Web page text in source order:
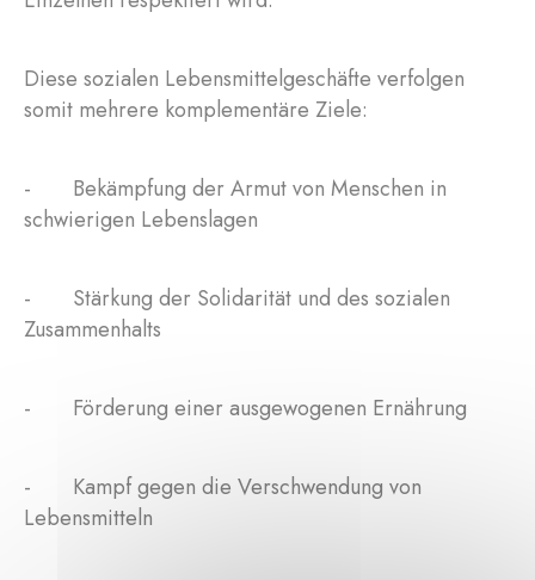
Diese sozialen Lebensmittelgeschäfte verfolgen
somit mehrere komplementäre Ziele:
- Bekämpfung der Armut von Menschen in
schwierigen Lebenslagen
- Stärkung der Solidarität und des sozialen
Zusammenhalts
- Förderung einer ausgewogenen Ernährung
- Kampf gegen die Verschwendung von
Lebensmitteln